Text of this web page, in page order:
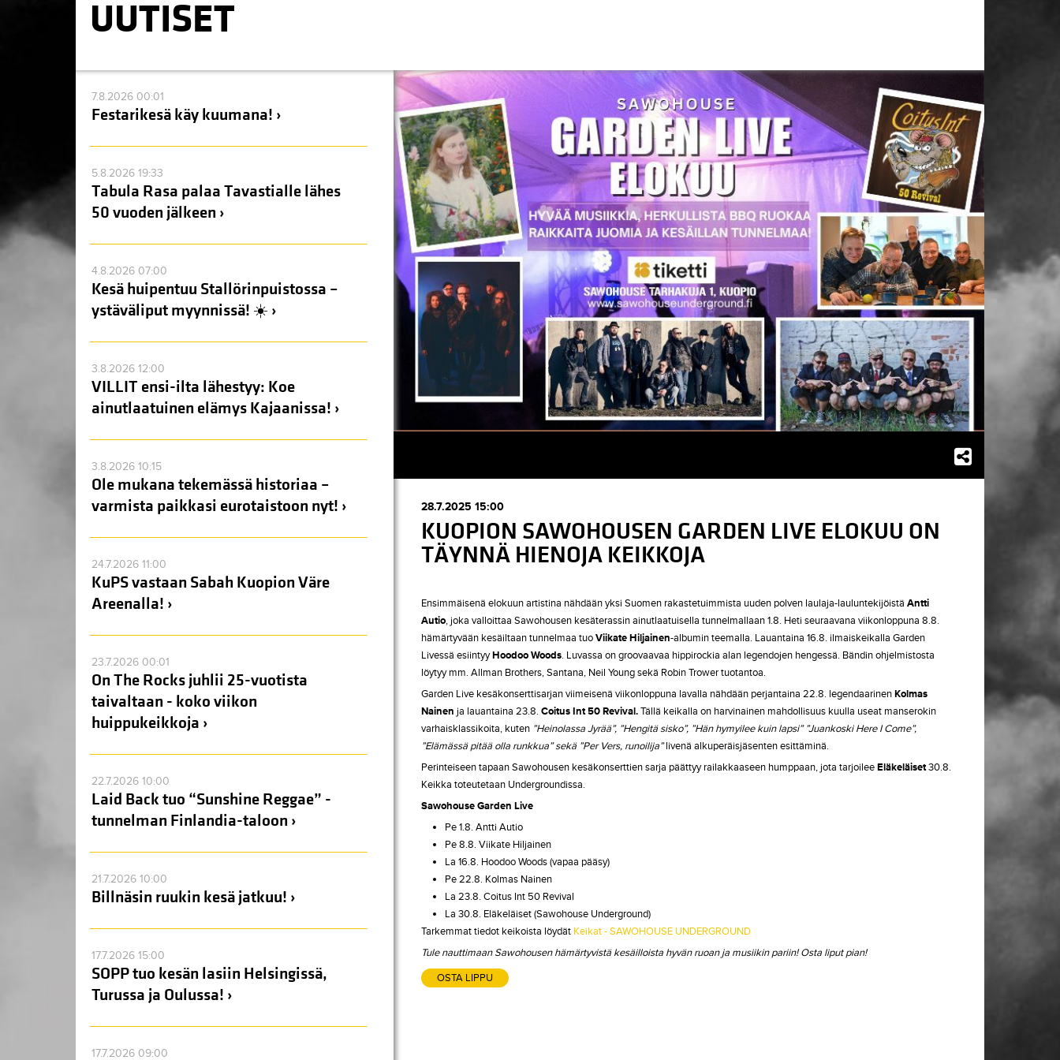
UUTISET
28.7.2025 15:00
KUOPION SAWOHOUSEN GARDEN LIVE ELOKUU ON
TÄYNNÄ HIENOJA KEIKKOJA
Ensimmäisenä elokuun artistina nähdään yksi Suomen rakastetuimmista uuden polven laulaja-lauluntekijöistä Antti
Autio, joka valloittaa Sawohousen kesäterassin ainutlaatuisella tunnelmallaan 1.8. Heti seuraavana viikonloppuna 8.8.
hämärtyvään kesäiltaan tunnelmaa tuoViikate Hiljainen-albumin teemalla. Lauantaina 16.8. ilmaiskeikalla Garden
Livessä esiintyyHoodoo Woods. Luvassa on groovaavaa hippirockia alan legendojen hengessä. Bändin ohjelmistosta
löytyy mm. Allman Brothers, Santana, Neil Young sekä Robin Trower tuotantoa.
Garden Live kesäkonserttisarjan viimeisenä viikonloppuna lavalla nähdään perjantaina 22.8. legendaarinenKolmas
Nainen ja lauantaina 23.8. Coitus Int 50 Revival.Tällä keikalla on harvinainen mahdollisuus kuulla useat manserokin
varhaisklassikoita, kuten ”Heinolassa Jyrää”, ”Hengitä sisko”, ”Hän hymyilee kuin lapsi” ”Juankoski Here I Come”,
”Elämässä pitää olla runkkua” sekä ”Per Vers, runoilija”livenä alkuperäisjäsenten esittäminä.
Perinteiseen tapaan Sawohousen kesäkonserttien sarja päättyy railakkaaseen humppaan, jota tarjoileeEläkeläiset30.8.
Keikka toteutetaan Undergroundissa.
Sawohouse Garden Live
Pe 1.8. Antti Autio
Pe 8.8. Viikate Hiljainen
La 16.8. Hoodoo Woods (vapaa pääsy)
Pe 22.8. Kolmas Nainen
La 23.8. Coitus Int 50 Revival
La 30.8. Eläkeläiset (Sawohouse Underground)
Tarkemmat tiedot keikoista löydät Keikat - SAWOHOUSE UNDERGROUND
Tule nauttimaan Sawohousen hämärtyvistä kesäilloista hyvän ruoan ja musiikin pariin! Osta liput pian!
OSTA LIPPU
7.8.2026 00:01
Festarikesä käy kuumana! ›
5.8.2026 19:33
Tabula Rasa palaa Tavastialle lähes
50 vuoden jälkeen ›
4.8.2026 07:00
Kesä huipentuu Stallörinpuistossa –
ystäväliput myynnissä! ☀️ ›
3.8.2026 12:00
VILLIT ensi-ilta lähestyy: Koe
ainutlaatuinen elämys Kajaanissa! ›
3.8.2026 10:15
Ole mukana tekemässä historiaa –
varmista paikkasi eurotaistoon nyt! ›
24.7.2026 11:00
KuPS vastaan Sabah Kuopion Väre
Areenalla! ›
23.7.2026 00:01
On The Rocks juhlii 25-vuotista
taivaltaan - koko viikon
huippukeikkoja ›
22.7.2026 10:00
Laid Back tuo “Sunshine Reggae” -
tunnelman Finlandia-taloon ›
21.7.2026 10:00
Billnäsin ruukin kesä jatkuu! ›
17.7.2026 15:00
SOPP tuo kesän lasiin Helsingissä,
Turussa ja Oulussa! ›
17.7.2026 09:00